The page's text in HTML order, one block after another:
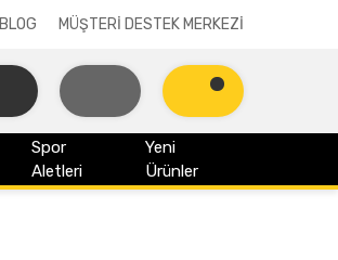
BLOG MÜŞTERİ DESTEK MERKEZİ
Spor
Aletleri
Yeni
Ürünler